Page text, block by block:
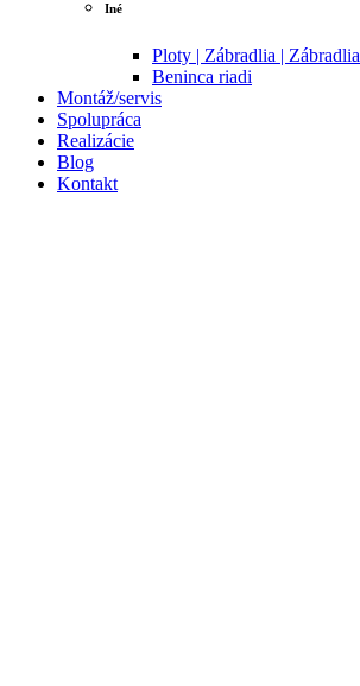
Iné
Ploty | Zábradlia | Zábradlia
Beninca riadi
Montáž/servis
Spolupráca
Realizácie
Blog
Kontakt